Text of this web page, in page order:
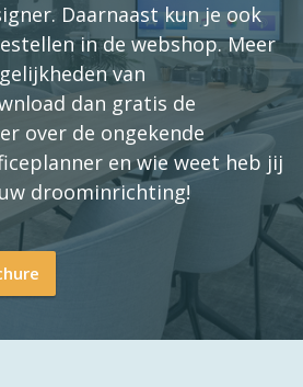
Daarnaast kun je ook
in de webshop. Meer
van
dan gratis de
over de ongekende
en wie weet heb jij
droominrichting!